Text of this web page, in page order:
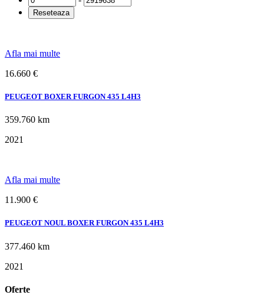
Afla mai multe
16.660 €
PEUGEOT BOXER FURGON 435 L4H3
359.760 km
2021
Afla mai multe
11.900 €
PEUGEOT NOUL BOXER FURGON 435 L4H3
377.460 km
2021
Oferte